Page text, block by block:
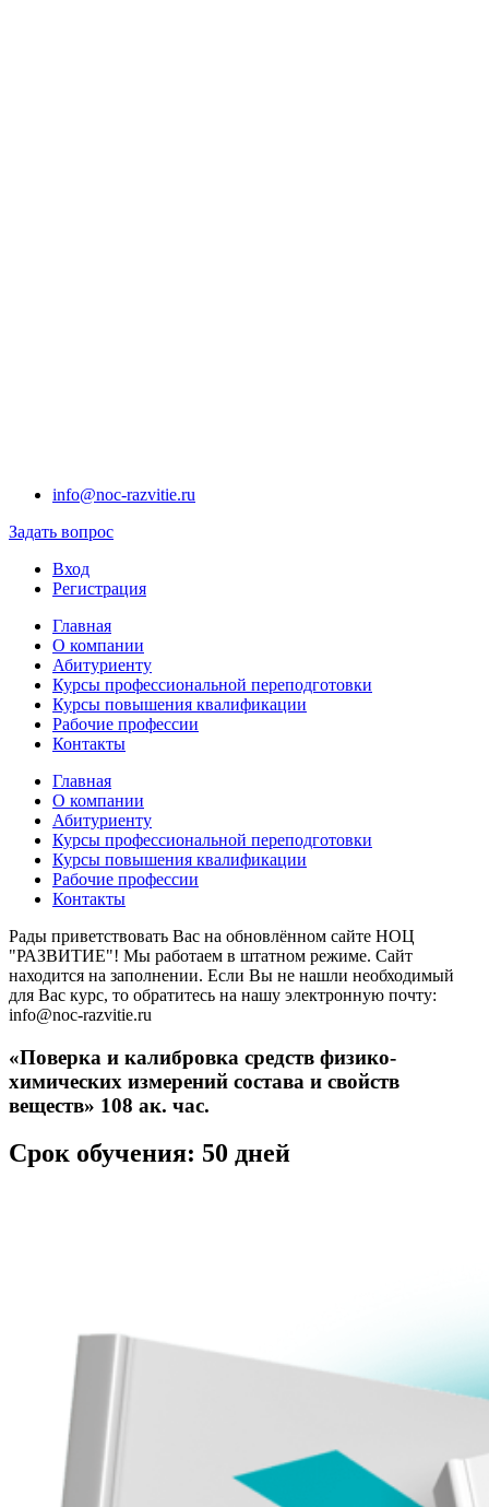
info@noc-razvitie.ru
Задать вопрос
Вход
Регистрация
Главная
О компании
Абитуриенту
Курсы профессиональной переподготовки
Курсы повышения квалификации
Рабочие профессии
Контакты
Главная
О компании
Абитуриенту
Курсы профессиональной переподготовки
Курсы повышения квалификации
Рабочие профессии
Контакты
Рады приветствовать Вас на обновлённом сайте НОЦ
"РАЗВИТИЕ"! Мы работаем в штатном режиме. Сайт
находится на заполнении. Если Вы не нашли необходимый
для Вас курс, то обратитесь на нашу электронную почту:
info@noc-razvitie.ru
«Поверка и калибровка средств физико-
химических измерений состава и свойств
веществ» 108 ак. час.
Срок обучения: 50 дней